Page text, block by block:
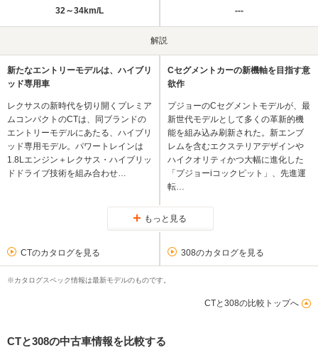
32～34km/L ---
解説
新たなエントリーモデルは、ハイブリ
ッド専用車
レクサスの新時代を切り開くプレミア
ムコンパクトのCTは、同ブランドの
エントリーモデルにあたる、ハイブリ
ッド専用モデル。パワートレインは
1.8Lエンジン＋レクサス・ハイブリッ
ドドライブ技術を組み合わせ…
Cセグメントカーの新機軸を目指す意
欲作
プジョーのCセグメントモデルが、最
新世代モデルとして多くの革新的機
能を組み込み刷新された。新エンブ
レムを含むエクステリアデザインや
ハイクオリティかつ大幅に進化した
「プジョーiコックピット」、先進運
転…
もっと見る
CTのカタログを見る 308のカタログを見る
※カタログスペック情報は最新モデルのものです。
CTと308の比較トップへ
CTと308の中古車情報を比較する